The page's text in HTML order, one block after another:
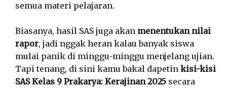
semua materi pelajaran.
Biasanya, hasil SAS juga akan menentukan nilai
rapor, jadi nggak heran kalau banyak siswa
mulai panik di minggu-minggu menjelang ujian.
Tapi tenang, di sini kamu bakal dapetin kisi-kisi
SAS Kelas 9 Prakarya: Kerajinan 2025 secara